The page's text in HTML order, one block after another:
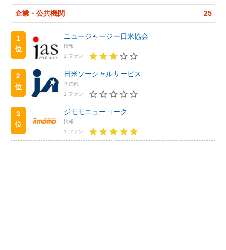
企業・公共機関 25
1
位
ニュージャージー日米協会
情報
1 ファン
2
位
日米ソーシャルサービス
その他
1 ファン
3
位
ジモモニューヨーク
情報
1 ファン